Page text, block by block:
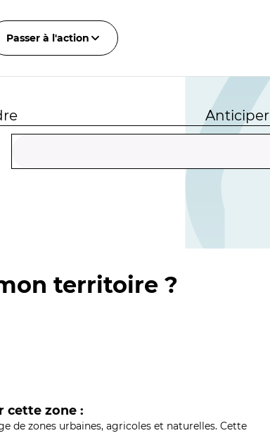
Passer à l'action
Anticiper
territoire ?
cette zone :
de zones urbaines, agricoles et naturelles. Cette